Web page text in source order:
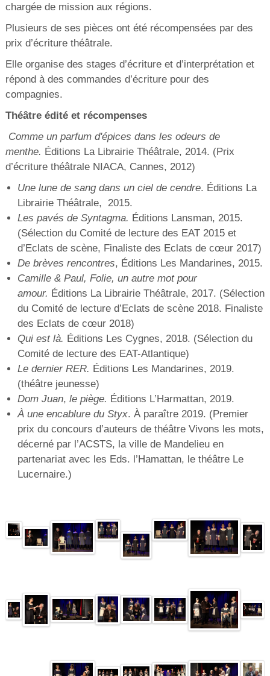
chargée de mission aux régions.
Plusieurs de ses pièces ont été récompensées par des
prix d’écriture théâtrale.
Elle organise des stages d’écriture et d’interprétation et
répond à des commandes d’écriture pour des
compagnies.
Théâtre édité et récompenses
Comme un parfum d'épices dans les odeurs de
menthe. Éditions La Librairie Théâtrale, 2014. (Prix
d’écriture théâtrale NIACA, Cannes, 2012)
Une lune de sang dans un ciel de cendre. Éditions La
Librairie Théâtrale, 2015.
Les pavés de Syntagma. Éditions Lansman, 2015.
(Sélection du Comité de lecture des EAT 2015 et
d’Eclats de scène, Finaliste des Eclats de cœur 2017)
De brèves rencontres, Éditions Les Mandarines, 2015.
Camille & Paul, Folie, un autre mot pour
amour. Éditions La Librairie Théâtrale, 2017. (Sélection
du Comité de lecture d’Eclats de scène 2018. Finaliste
des Eclats de cœur 2018)
Qui est là. Éditions Les Cygnes, 2018. (Sélection du
Comité de lecture des EAT-Atlantique)
Le dernier RER. Éditions Les Mandarines, 2019.
(théâtre jeunesse)
Dom Juan, le piège. Éditions L’Harmattan, 2019.
À une encablure du Styx. À paraître 2019. (Premier
prix du concours d’auteurs de théâtre Vivons les mots,
décerné par l’ACSTS, la ville de Mandelieu en
partenariat avec les Eds. l’Hamattan, le théâtre Le
Lucernaire.)